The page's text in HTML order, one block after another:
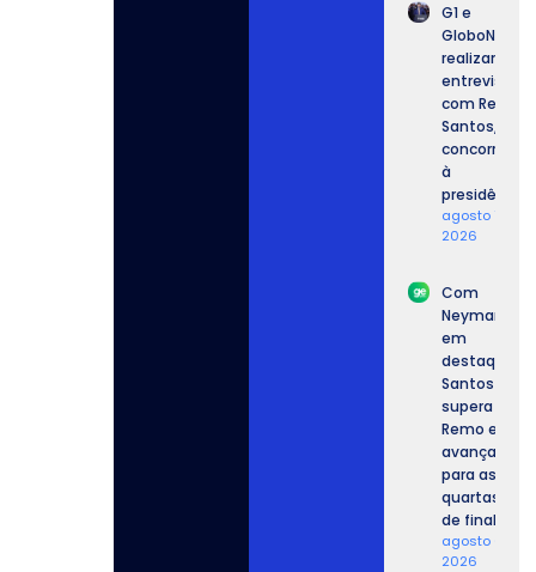
G1 e
GloboNews
realizam
entrevista
com Renan
Santos,
concorrente
à
presidência.
agosto 7,
2026
Com
Neymar
em
destaque,
Santos
supera o
Remo e
avança
para as
quartas
de final.
agosto 6,
2026